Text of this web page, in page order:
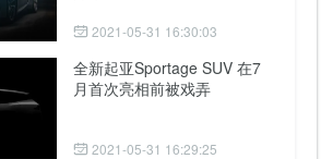
2021-05-31 16:30:03
全新起亚Sportage SUV 在7
月首次亮相前被戏弄
2021-05-31 16:29:25